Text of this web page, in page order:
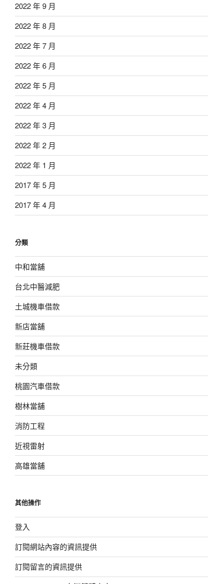
2022 年 9 月
2022 年 8 月
2022 年 7 月
2022 年 6 月
2022 年 5 月
2022 年 4 月
2022 年 3 月
2022 年 2 月
2022 年 1 月
2017 年 5 月
2017 年 4 月
分類
中和當舖
台北中醫減肥
土城機車借款
新店當舖
新莊機車借款
未分類
桃園汽車借款
樹林當舖
消防工程
近視雷射
高雄當舖
其他操作
登入
訂閱網站內容的資訊提供
訂閱留言的資訊提供